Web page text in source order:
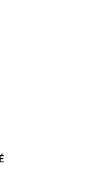
KRÁĽOVSTVO